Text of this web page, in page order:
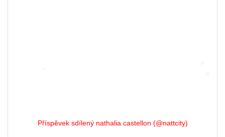
Příspěvek sdílený nathalia castellon (@nattcity)